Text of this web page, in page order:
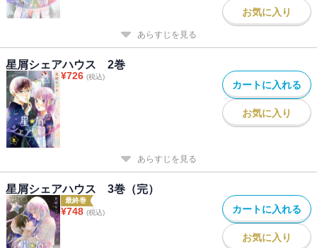
お気に入り
あらすじを見る
星屑シェアハウス 2巻
¥726 (税込)
カートに入れる
お気に入り
あらすじを見る
星屑シェアハウス 3巻（完）
最終巻
¥748 (税込) カートに入れる
お気に入り